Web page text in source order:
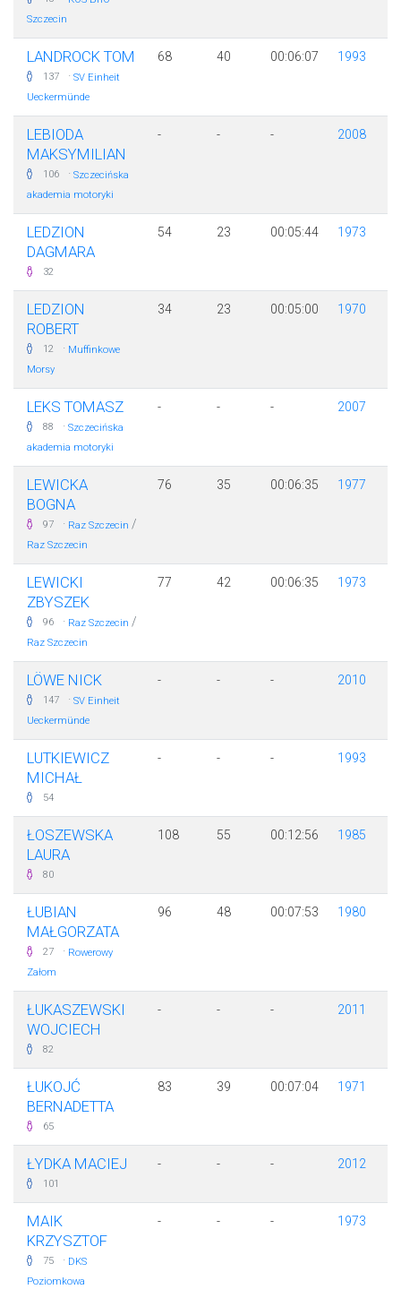
Szczecin
LANDROCK TOM
137 · SV Einheit
Ueckermünde
68 40 00:06:07 1993
LEBIODA
MAKSYMILIAN
106 · Szczecińska
akademia motoryki
- - - 2008
LEDZION
DAGMARA
32
54 23 00:05:44 1973
LEDZION
ROBERT
12 · Muffinkowe
Morsy
34 23 00:05:00 1970
LEKS TOMASZ
88 · Szczecińska
akademia motoryki
- - - 2007
LEWICKA
BOGNA
97 · Raz Szczecin /
Raz Szczecin
76 35 00:06:35 1977
LEWICKI
ZBYSZEK
96 · Raz Szczecin /
Raz Szczecin
77 42 00:06:35 1973
LÖWE NICK
147 · SV Einheit
Ueckermünde
- - - 2010
LUTKIEWICZ
MICHAŁ
54
- - - 1993
ŁOSZEWSKA
LAURA
80
108 55 00:12:56 1985
ŁUBIAN
MAŁGORZATA
27 · Rowerowy
Załom
96 48 00:07:53 1980
ŁUKASZEWSKI
WOJCIECH
82
- - - 2011
ŁUKOJĆ
BERNADETTA
65
83 39 00:07:04 1971
ŁYDKA MACIEJ
101
- - - 2012
MAIK
KRZYSZTOF
75 · DKS
Poziomkowa
- - - 1973